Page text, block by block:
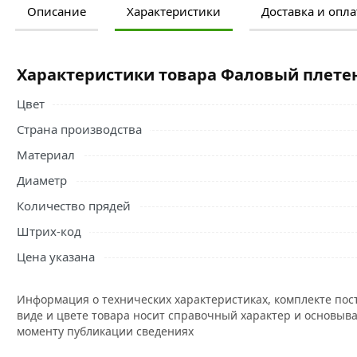
Описание Характеристики Доставка и
Ознакомьтесь с подробными характеристиками,
Шнур фаловый полипропиленовый с сердечником 10 мм
перемещения, подъема, закрепления оборудования и
технологических операций.
Его используют в системах страховки для
небольших судов и для крепления такелажа. Верёвку
для сушки белья и других целей.
нагрузок. Изделие можно использовать при температуре
Характеристики товара Фаловый
Цвет
Страна производства
Материал
Диаметр
Количество прядей
Штрих-код
Цена указана
Информация о технических характеристиках, комплекте
виде и цвете товара носит справочный характер и
моменту публикации сведениях